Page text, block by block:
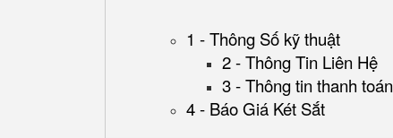
1 - Thông Số kỹ thuật
2 - Thông Tin Liên Hệ
3 - Thông tin thanh toán
4 - Báo Giá Két Sắt